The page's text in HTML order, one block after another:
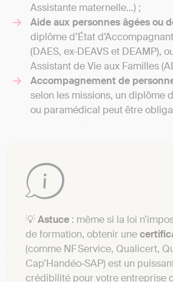
Assistante maternelle…) ;
Aide aux personnes âgées ou
diplôme d’État
(DAES, ex-DEAVS et DEAMP),
Assistant de Vie aux Familles
Accompagnement de
selon les missions, un diplôme
ou paramédical peut être
💡Astuce : même si la loi
de formation, obtenir une
(comme NF Service, Qualicert,
Cap’Handéo‑SAP) est un
crédibilité pour votre entreprise